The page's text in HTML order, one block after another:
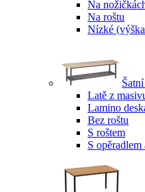
Na
Na roštu
Nízké
Latě z
Lamino
Bez roštu
S roštem
S opěradlem